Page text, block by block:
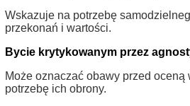
Wskazuje na potrzebę
przekonań i wartości.
Bycie krytykowanym przez
Może oznaczać obawy przed oceną
potrzebę ich obrony.